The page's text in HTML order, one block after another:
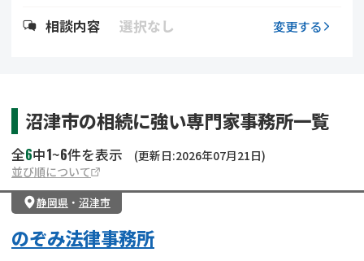
相談内容 選択なし 変更する
沼津市の相続に強い専門家事務所一覧
全6中1~6件を表示
(更新日:2026年07月21日)
並び順について
静岡県 ・ 沼津市
のぞみ法律事務所